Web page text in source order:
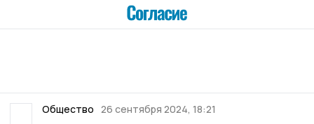
Общество 26 сентября 2024, 18:21